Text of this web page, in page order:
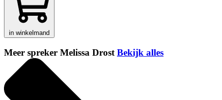
in winkelmand
Meer spreker Melissa Drost Bekijk alles